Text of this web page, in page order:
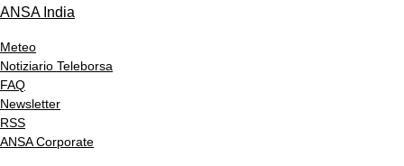
ANSA India
Meteo
Notiziario Teleborsa
FAQ
Newsletter
RSS
ANSA Corporate